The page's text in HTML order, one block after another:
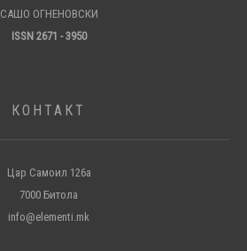
САШО ОГНЕНОВСКИ
ISSN 2671 - 3950
КОНТАКТ
Цар Самоил 126а
7000 Битола
info@elementi.mk